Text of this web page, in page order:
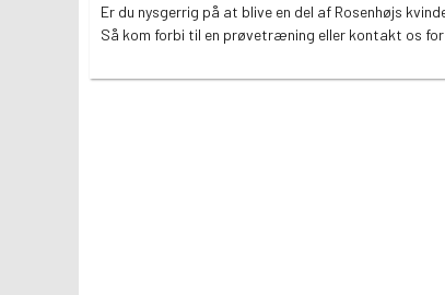
Er du nysgerrig på at blive en del af Rosenhøjs
Så kom forbi til en prøvetræning eller kontakt os